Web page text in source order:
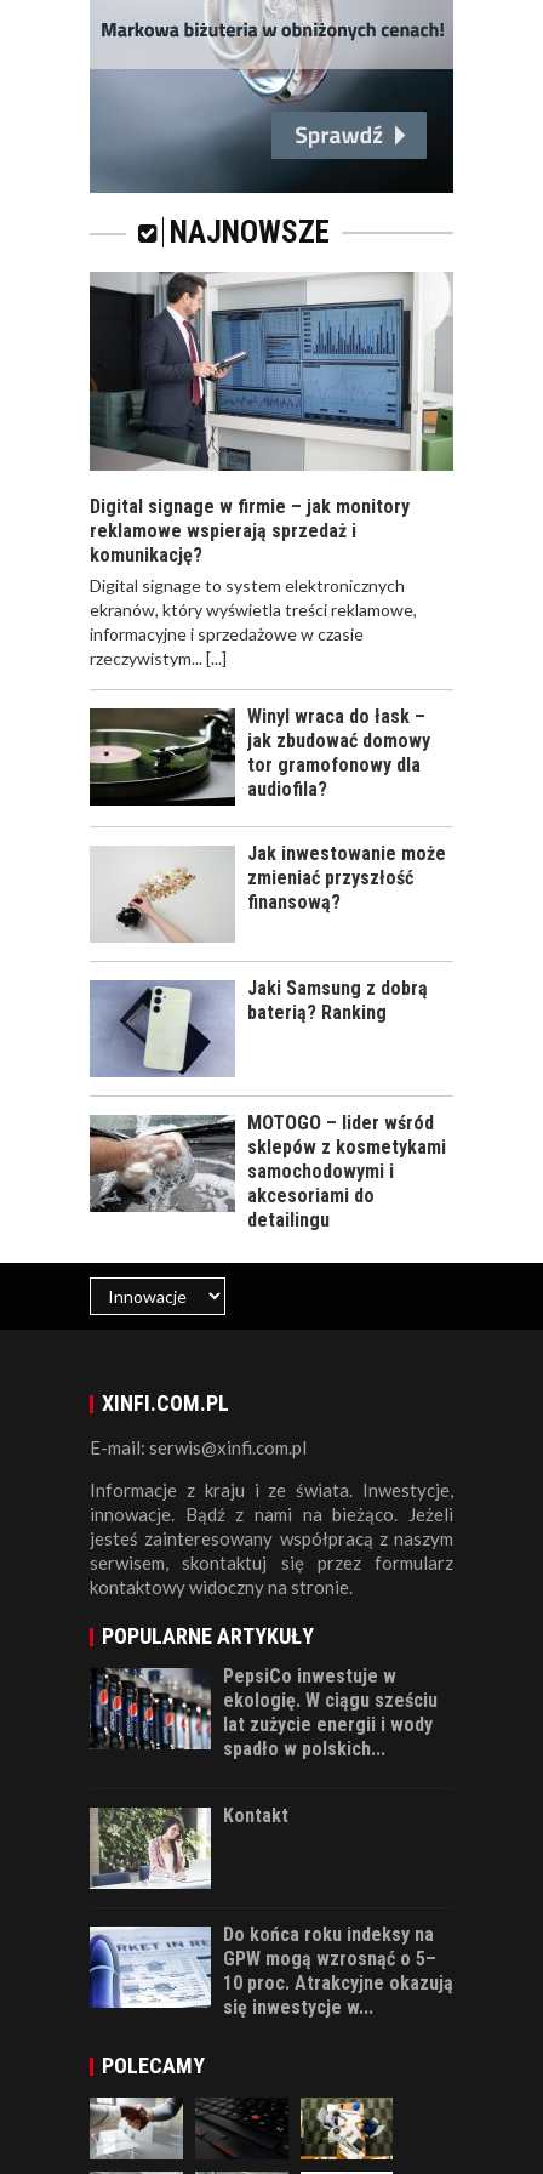
MOGĄ WZROSNĄĆ O
5–10 PROC.
ATRAKCYJNE
OKAZUJĄ SIĘ
INWESTYCJE W...
SPOTKAŃ
BIZNESOWYCH POD
LUPĄ: KTO? CO? I
NAJNOWSZE
Digital signage w firmie – jak monitory
reklamowe wspierają sprzedaż i
komunikację?
​Digital signage to system elektronicznych
ekranów, który wyświetla treści reklamowe,
informacyjne i sprzedażowe w czasie
rzeczywistym...[...]
Winyl wraca do łask –
jak zbudować domowy
tor gramofonowy dla
audiofila?
Jak inwestowanie może
zmieniać przyszłość
finansową?
Jaki Samsung z dobrą
baterią? Ranking
MOTOGO – lider wśród
sklepów z kosmetykami
samochodowymi i
akcesoriami do
detailingu
XINFI.COM.PL
E-mail: serwis@xinfi.com.pl
Informacje z kraju i ze świata. Inwestycje,
innowacje. Bądź z nami na bieżąco. Jeżeli
jesteś zainteresowany współpracą z naszym
serwisem, skontaktuj się przez formularz
kontaktowy widoczny na stronie.
POPULARNE ARTYKUŁY
PepsiCo inwestuje w
ekologię. W ciągu sześciu
lat zużycie energii i wody
spadło w polskich...
Kontakt
Do końca roku indeksy na
GPW mogą wzrosnąć o 5–
10 proc. Atrakcyjne okazują
się inwestycje w...
POLECAMY